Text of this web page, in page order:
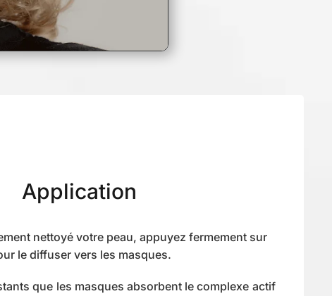
Application
nettoyé votre peau, appuyez fermement sur
le diffuser vers les masques.
que les masques absorbent le complexe actif